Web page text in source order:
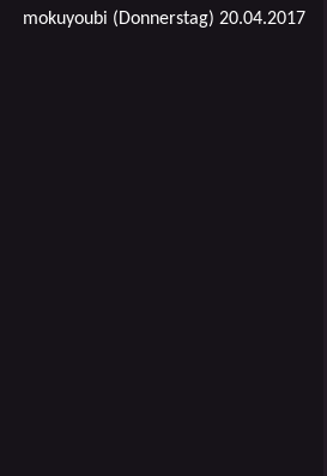
mokuyoubi (Donnerstag) 20.04.2017